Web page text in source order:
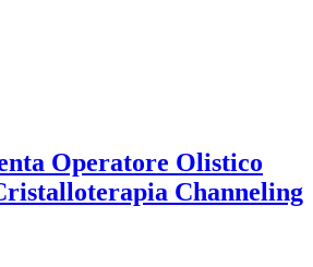
Operatore Olistico
Channeling